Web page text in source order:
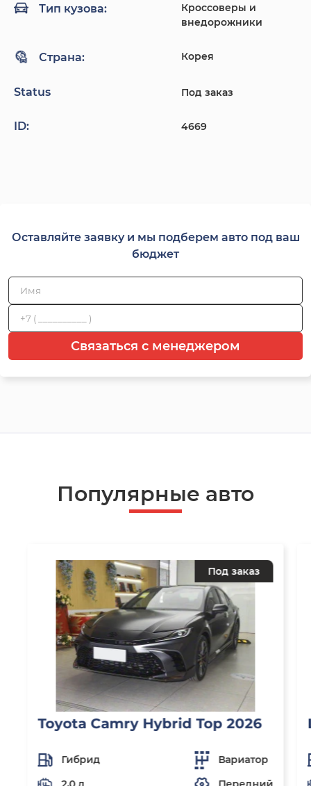
Тип кузова:
Кроссоверы и
внедорожники
Страна: Корея
Status Под заказ
ID: 4669
Оставляйте заявку и мы подберем авто под ваш
бюджет
Связаться с менеджером
Популярные авто
Под заказ
Toyota Camry Hybrid Top 2026
Гибрид
Вариатор